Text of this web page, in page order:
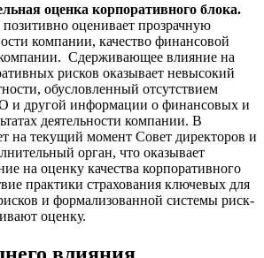
оценка корпоративного блока.
оценивает прозрачную
компании, качество финансовой
Сдерживающее влияние на
рисков оказывает невысокий
обусловленный отсутствием
и другой информации о финансовых и
деятельности компании. В
на текущий момент Совет директоров и
орган, что оказывает
на оценку качества корпоративного
практики страхования ключевых для
и формализованной системы риск-
оценку.
влияния